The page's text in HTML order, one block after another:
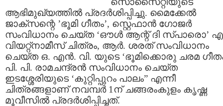
ആഭിമുഖ്യത്തില്‍ പ്രദര്‍ശിപ്പിച്ചു. മൈക്കേല്‍
ജാക്സന്റെ ’ഭൂമി ഗീതം’, സ്റ്റെഫാന്‍ ഗോജര്‍
സംവിധാനം ചെയ്ത ‘ഔള്‍ ആന്റ് ദി സ്പാരൊ’
വിയറ്റ്നാമീസ് ചിത്രം, ആര്‍. ശരത് സംവിധാനം
ചെയ്ത ഒ. എന്‍. വി. യുടെ ‘ഭൂമിക്കൊരു ചരമ
പി. പി. രാമചന്ദ്രന്‍ സംവിധാനം ചെയ്ത
ഇടശ്ശേരിയുടെ ‘കുറ്റിപ്പുറം പാലം” എന്നീ
ചിത്രങ്ങളാണ് നവമ്പര്‍ 1ന് ചങ്ങരംകുളം കൃഷ്ണ
മൂവീസില്‍ പ്രദര്‍ശിപ്പിച്ചത്.